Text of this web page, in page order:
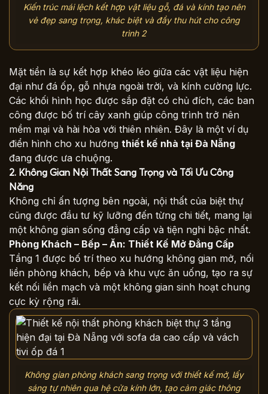
Kiến trúc mái lệch kết hợp vật liệu gỗ, đá và kính tạo nên
vẻ đẹp sang trọng, khác biệt và đầy thu hút cho công
trình 2
Mặt tiền là sự kết hợp khéo léo giữa các vật liệu hiện
đại như đá ốp, gỗ nhựa ngoài trời, và kính cường lực.
Các khối hình học được sắp đặt có chủ đích, các ban
công được bố trí cây xanh giúp công trình trở nên
mềm mại và hài hòa với thiên nhiên. Đây là một ví dụ
điển hình cho xu hướng thiết kế nhà tại Đà Nẵng
đang được ưa chuộng.
2. Không Gian Nội Thất Sang Trọng và Tối Ưu Công
Năng
Không chỉ ấn tượng bên ngoài, nội thất của biệt thự
cũng được đầu tư kỹ lưỡng đến từng chi tiết, mang lại
một không gian sống đẳng cấp và tiện nghi bậc nhất.
Phòng Khách – Bếp – Ăn: Thiết Kế Mở Đẳng Cấp
Tầng 1 được bố trí theo xu hướng không gian mở, nối
liền phòng khách, bếp và khu vực ăn uống, tạo ra sự
kết nối liền mạch và một không gian sinh hoạt chung
cực kỳ rộng rãi.
Không gian phòng khách sang trọng với thiết kế mở, lấy
sáng tự nhiên qua hệ cửa kính lớn, tạo cảm giác thông